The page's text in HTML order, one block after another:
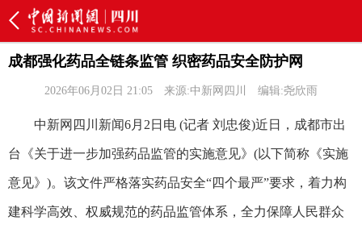
成都强化药品全链条监管 织密药品安全防护网
2026年06月02日 21:05 来源:中新网四川 编辑:尧欣雨
中新网四川新闻6月2日电 (记者 刘忠俊)近日，成都市出
台《关于进一步加强药品监管的实施意见》(以下简称《实施
意见》)。该文件严格落实药品安全“四个最严”要求，着力构
建科学高效、权威规范的药品监管体系，全力保障人民群众